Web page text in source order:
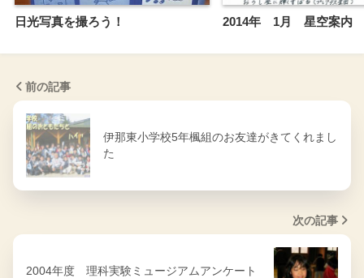
日光写真を撮ろう！ 2014年 1月 星空案内
前の記事
伊那東小学校5年楓組のお友達がきてくれまし
た
次の記事
2004年度 理科実験ミュージアムアンケート